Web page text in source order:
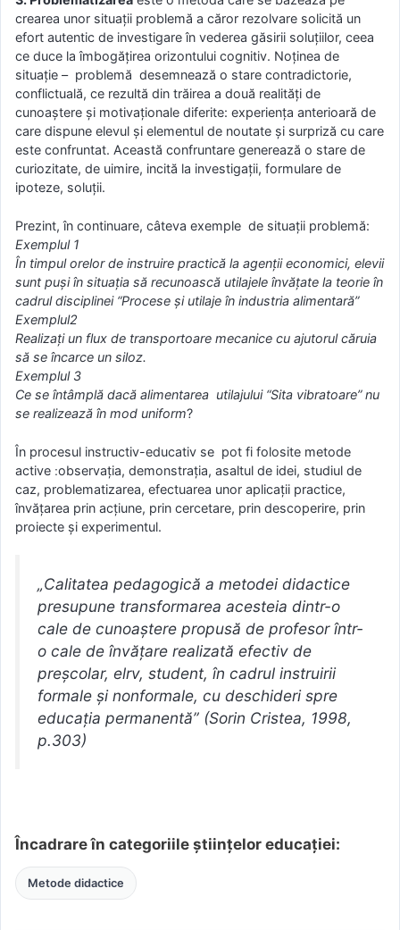
crearea unor situaţii problemă a căror rezolvare solicită un
efort autentic de investigare în vederea găsirii soluţiilor, ceea
ce duce la îmbogăţirea orizontului cognitiv. Noţinea de
situaţie – problemă desemnează o stare contradictorie,
conflictuală, ce rezultă din trăirea a două realităţi de
cunoaştere şi motivaţionale diferite: experienţa anterioară de
care dispune elevul şi elementul de noutate şi surpriză cu care
este confruntat. Această confruntare generează o stare de
curiozitate, de uimire, incită la investigaţii, formulare de
ipoteze, soluţii.
Prezint, în continuare, câteva exemple de situaţii problemă:
Exemplul 1
În timpul orelor de instruire practică la agenţii economici, elevii
sunt puşi în situaţia să recunoască utilajele învăţate la teorie în
cadrul disciplinei “Procese şi utilaje în industria alimentară”
Exemplul2
Realizaţi un flux de transportoare mecanice cu ajutorul căruia
să se încarce un siloz.
Exemplul 3
Ce se întâmplă dacă alimentarea utilajului “Sita vibratoare” nu
se realizează în mod uniform?
În procesul instructiv-educativ se pot fi folosite metode
active ׃ observaţia, demonstraţia, asaltul de idei, studiul de
caz, problematizarea, efectuarea unor aplicaţii practice,
învăţarea prin acţiune, prin cercetare, prin descoperire, prin
proiecte şi experimentul.
„Calitatea pedagogică a metodei didactice
presupune transformarea acesteia dintr-o
cale de cunoaștere propusă de profesor într-
o cale de învățare realizată efectiv de
preșcolar, elrv, student, în cadrul instruirii
formale și nonformale, cu deschideri spre
educația permanentă” (Sorin Cristea, 1998,
p.303)
Încadrare în categoriile științelor educației:
Metode didactice